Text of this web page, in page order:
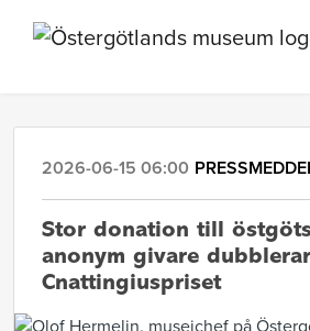
2026-06-15 06:00
Stor donation till
anonym givare dubblerar
Cnattingiuspriset